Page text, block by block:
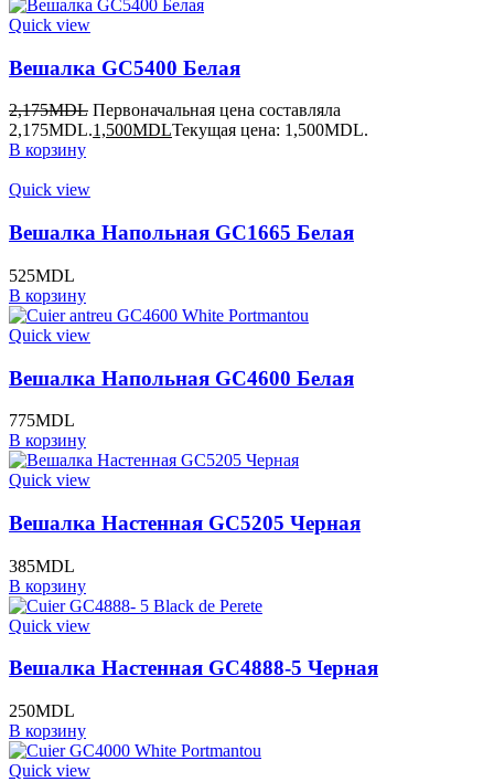
Quick view
Вешалка GC5400 Белая
2,175MDL Первоначальная цена составляла
2,175MDL.1,500MDLТекущая цена: 1,500MDL.
В корзину
Quick view
Вешалка Напольная GC1665 Белая
525MDL
В корзину
Quick view
Вешалка Напольная GC4600 Белая
775MDL
В корзину
Quick view
Вешалка Настенная GC5205 Черная
385MDL
В корзину
Quick view
Вешалка Настенная GC4888-5 Черная
250MDL
В корзину
Quick view